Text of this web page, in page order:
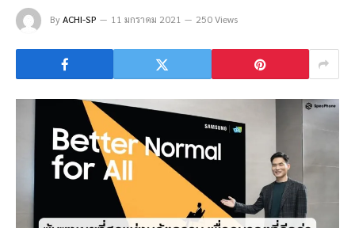
ByACHI-SP 11 มกราคม 2021 250 Views